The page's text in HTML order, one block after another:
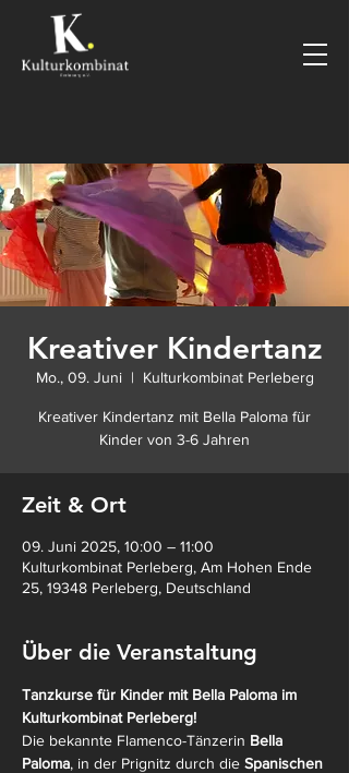
Kreativer Kindertanz
Mo., 09. Juni
  |
Kulturkombinat Perleberg
Kreativer Kindertanz mit Bella Paloma für
Kinder von 3-6 Jahren
Zeit & Ort
09. Juni 2025, 10:00 – 11:00
Kulturkombinat Perleberg, Am Hohen Ende
25, 19348 Perleberg, Deutschland
Über die Veranstaltung
Tanzkurse für Kinder mit Bella Paloma im
Kulturkombinat Perleberg!
Die bekannte Flamenco-Tänzerin Bella
Paloma, in der Prignitz durch die Spanischen